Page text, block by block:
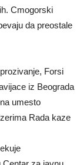
Cmogorski
da preostale
Forsi
iz Beograda
umesto
Rada kaze